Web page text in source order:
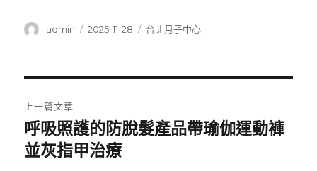
作
admin
發
2025-11-28
分
台北月子中心
章
導
上一篇文章
上
一
呼吸照護的防脫髮產品帶瑜伽運動褲
並灰指甲治療